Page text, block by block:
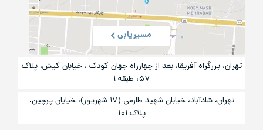
مسیریابی
تهران، بزرگراه آفریقا، بعد از چهارراه جهان کودک ، خیابان کیش، پلاک
۵۷، طبقه ۱
تهران، شادآباد، خیابان شهید طارمی (۱۷ شهریور)، خیایان پرچین،
پلاک ۱۰۱